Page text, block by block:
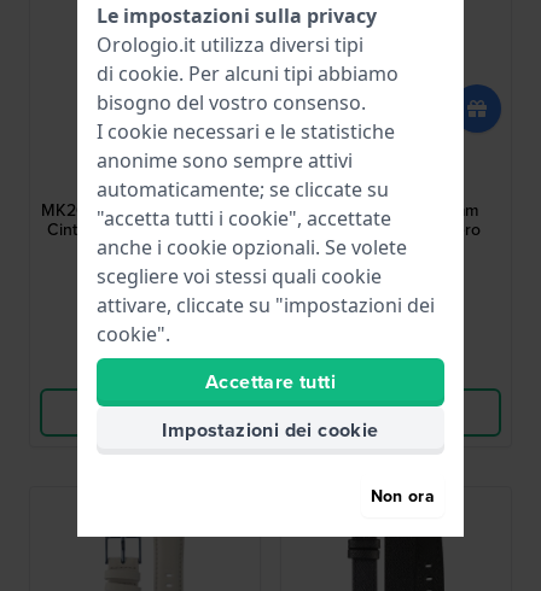
Michael Kors
AMK2683
MK2683 Norie Petite 14 mm
Cinturino in pelle oro rosa
59,00 €
● Disponibile
Vedi i prodotti
Michael Kors
AMK8535
MK8535 Gage 22 mm
Cinturino in pelle nero
59,00 €
● Disponibile
Confronta
Vedi i prodotti
Le impostazioni sulla privacy
Orologio.it utilizza diversi tipi
di cookie. Per alcuni tipi abbiamo
bisogno del vostro consenso.
I cookie necessari e le statistiche
anonime sono sempre attivi
automaticamente; se cliccate su
"accetta tutti i cookie", accettate
anche i cookie opzionali. Se volete
scegliere voi stessi quali cookie
attivare, cliccate su "impostazioni dei
cookie".
Accettare tutti
Impostazioni dei cookie
Non ora